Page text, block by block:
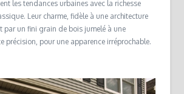
les tendances urbaines avec la richesse
Leur charme, fidèle à une architecture
par un fini grain de bois jumelé à une
précision, pour une apparence irréprochable.